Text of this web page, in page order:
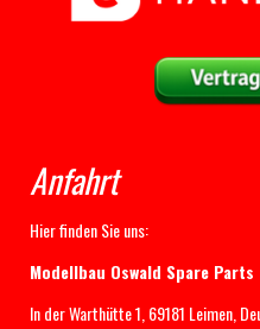
Anfahrt
Hier finden Sie uns:
Modellbau Oswald Spare Parts
In der Warthütte 1, 69181 Leimen,